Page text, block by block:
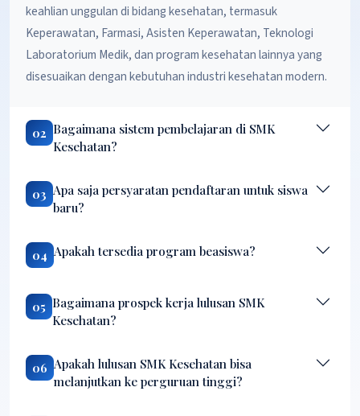
keahlian unggulan di bidang kesehatan, termasuk
Keperawatan, Farmasi, Asisten Keperawatan, Teknologi
Laboratorium Medik, dan program kesehatan lainnya yang
disesuaikan dengan kebutuhan industri kesehatan modern.
02 Bagaimana sistem pembelajaran di SMK
Kesehatan?
03 Apa saja persyaratan pendaftaran untuk siswa
baru?
04 Apakah tersedia program beasiswa?
05 Bagaimana prospek kerja lulusan SMK
Kesehatan?
06 Apakah lulusan SMK Kesehatan bisa
melanjutkan ke perguruan tinggi?